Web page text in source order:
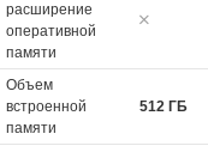
расширение
оперативной
памяти
Объем
встроенной
памяти
512 ГБ